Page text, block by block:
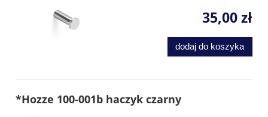
35,00 zł
dodaj do koszyka
*Hozze 100-001b haczyk czarny